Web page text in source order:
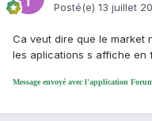
Posté(e) 13 juillet
Ca veut dire que le market
les aplications s affiche en
Message envoyé avec l'application